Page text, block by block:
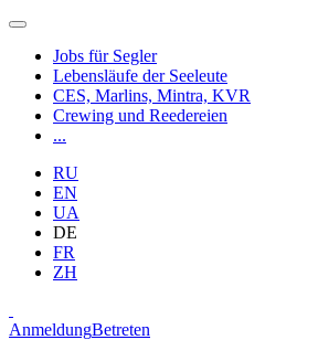
Jobs für Segler
Lebensläufe der Seeleute
CES, Marlins, Mintra, KVR
Crewing und Reedereien
...
RU
EN
UA
DE
FR
ZH
AnmeldungBetreten